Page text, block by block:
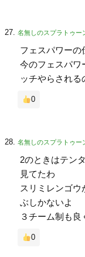
名無しのスプラトゥー
フェスパワーの
今のフェスパワ
ッチやらされる
0
名無しのスプラトゥー
2のときはテン
見てたわ
スリミレンゴ
ぶしかないよ
３チーム制も
0